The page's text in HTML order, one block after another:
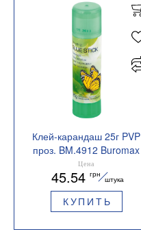
Клей-карандаш 25г PVP
проз. BM.4912 Buromax
Цена
45.54 грн
штука
КУПИТЬ